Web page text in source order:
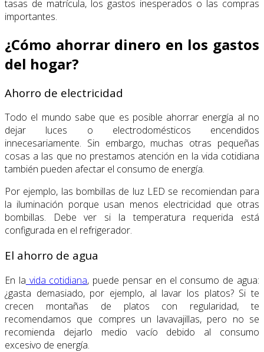
tasas de matrícula, los gastos inesperados o las compras
importantes.
¿Cómo ahorrar dinero en los gastos
del hogar?
Ahorro de electricidad
Todo el mundo sabe que es posible ahorrar energía al no
dejar luces o electrodomésticos encendidos
innecesariamente. Sin embargo, muchas otras pequeñas
cosas a las que no prestamos atención en la vida cotidiana
también pueden afectar el consumo de energía.
Por ejemplo, las bombillas de luz LED se recomiendan para
la iluminación porque usan menos electricidad que otras
bombillas. Debe ver si la temperatura requerida está
configurada en el refrigerador.
El ahorro de agua
En la vida cotidiana, puede pensar en el consumo de agua:
¿gasta demasiado, por ejemplo, al lavar los platos? Si te
crecen montañas de platos con regularidad, te
recomendamos que compres un lavavajillas, pero no se
recomienda dejarlo medio vacío debido al consumo
excesivo de energía.